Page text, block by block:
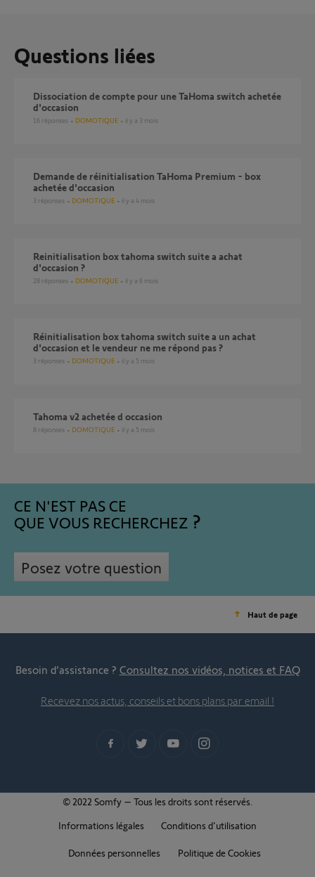
Questions liées
Dissociation de compte pour une TaHoma switch achetée
d'occasion
16 réponses DOMOTIQUE il y a 3 mois
Demande de réinitialisation TaHoma Premium - box
achetée d'occasion
3 réponses DOMOTIQUE il y a 4 mois
Reinitialisation box tahoma switch suite a achat
d'occasion ?
28 réponses DOMOTIQUE il y a 6 mois
Réinitialisation box tahoma switch suite a un achat
d'occasion et le vendeur ne me répond pas ?
3 réponses DOMOTIQUE il y a 5 mois
Tahoma v2 achetée d occasion
8 réponses DOMOTIQUE il y a 5 mois
CE N'EST PAS CE
QUE VOUS RECHERCHEZ
Posez votre question
Haut de page
Besoin d’assistance ? Consultez nos vidéos, notices et FAQ
Recevez nos actus, conseils et bons plans par email !
© 2022 Somfy – Tous les droits sont réservés.
Informations légales
Conditions d'utilisation
Données personnelles Politique de Cookies